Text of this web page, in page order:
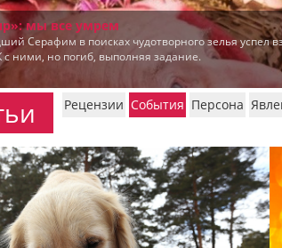
пїЅпїЅпїЅпїЅпїЅ
пїЅпїЅпїЅпїЅпїЅпїЅ
мы все умрем
Серафим в поисках чудотворного зелья успел
с ними, но погиб, выполняя задание.
Рецензии События Персона